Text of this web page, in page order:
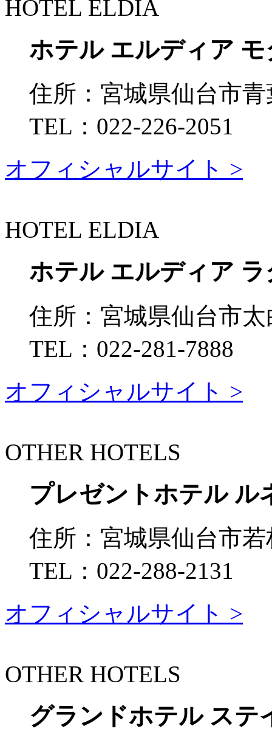
HOTEL ELDIA
ホテル エルディア
住所： 宮城県仙台市
TEL： 022-226-2051
オフィシャルサイト >
HOTEL ELDIA
ホテル エルディア
住所： 宮城県仙台市
TEL： 022-281-7888
オフィシャルサイト >
OTHER HOTELS
プレゼントホテル ル
住所： 宮城県仙台市
TEL： 022-288-2131
オフィシャルサイト >
OTHER HOTELS
グランドホテル ステ